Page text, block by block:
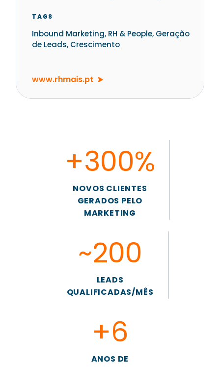
TAGS
Inbound Marketing, RH & People, Geração
de Leads, Crescimento
www.rhmais.pt
+300%
NOVOS CLIENTES
GERADOS PELO
MARKETING
~200
LEADS
QUALIFICADAS/MÊS
+6
ANOS DE